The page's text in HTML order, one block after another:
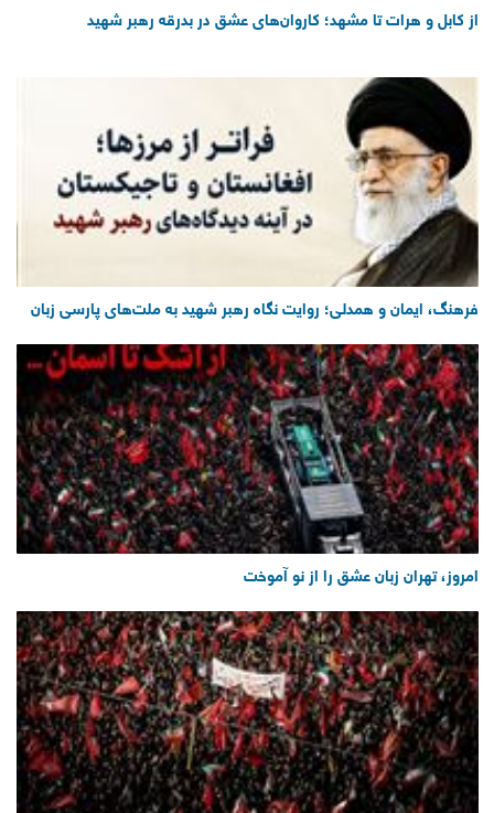
از کابل و هرات تا مشهد؛ کاروان‌های عشق در بدرقه رهبر شهید
امروز، تهران زبان عشق را از نو آموخت
فرهنگ، ایمان و همدلی؛ روایت نگاه رهبر شهید به ملت‌های پارسی زبان